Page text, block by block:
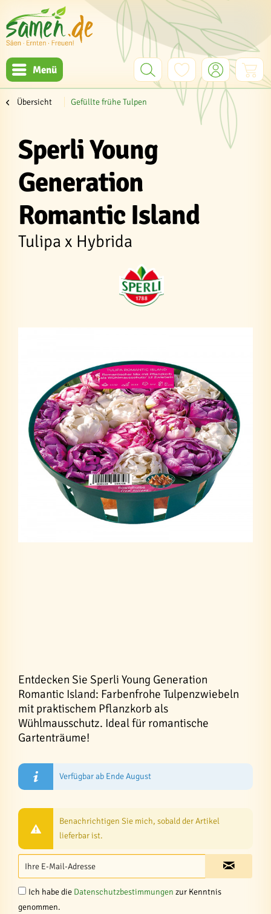
Menü
Übersicht Gefüllte frühe Tulpen
Sperli Young
Generation
Romantic Island
Tulipa x Hybrida
Entdecken Sie Sperli Young Generation
Romantic Island: Farbenfrohe Tulpenzwiebeln
mit praktischem Pflanzkorb als
Wühlmausschutz. Ideal für romantische
Gartenträume!
Verfügbar ab Ende August
Benachrichtigen Sie mich, sobald der Artikel
lieferbar ist.
Ich habe die Datenschutzbestimmungen zur Kenntnis
genommen.